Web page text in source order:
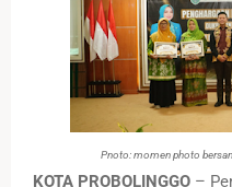
Pnoto: momen photo
KOTA PROBOLINGGO –